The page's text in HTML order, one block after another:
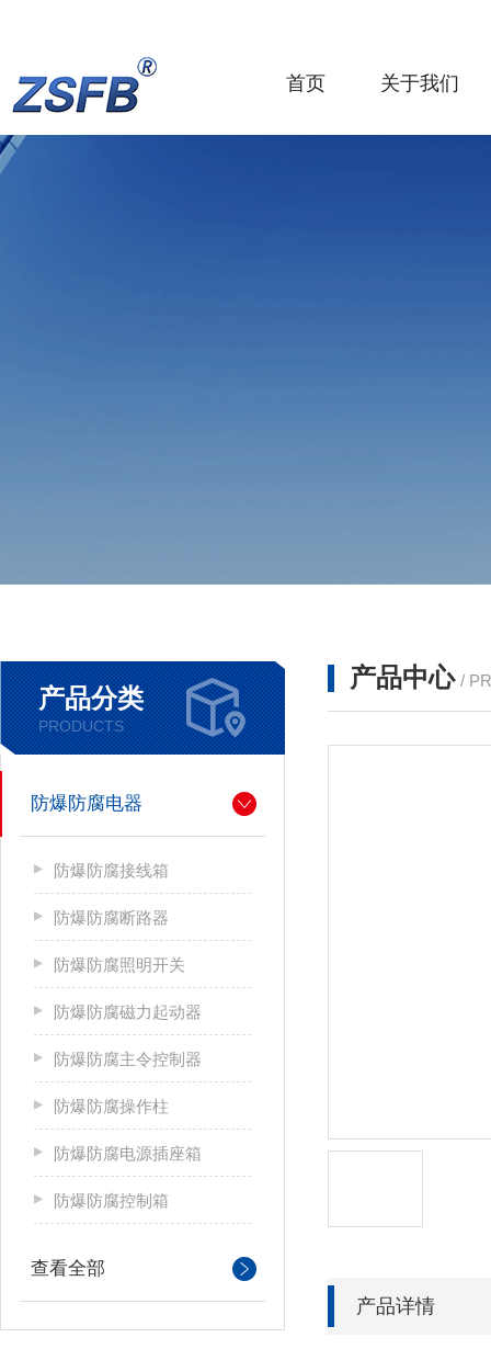
首页 关于我们
产品分类
PRODUCTS
防爆防腐电器
防爆防腐接线箱
防爆防腐断路器
防爆防腐照明开关
防爆防腐磁力起动器
防爆防腐主令控制器
防爆防腐操作柱
防爆防腐电源插座箱
防爆防腐控制箱
查看全部
产品中心 /
产品详情